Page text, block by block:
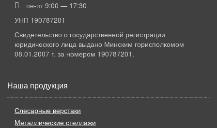
пн-пт 9:00 — 17:30
УНП 190787201
Свидетельство о государственной регистрации
юридического лица выдано Минским горисполкомом
08.01.2007 г. за номером 190787201.
Наша продукция
Слесарные верстаки
Металлические стеллажи